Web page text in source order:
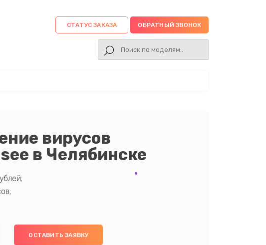
СТАТУС ЗАКАЗА ОБРАТНЫЙ ЗВОНОК
вирусов
в Челябинске
ОСТАВИТЬ ЗАЯВКУ